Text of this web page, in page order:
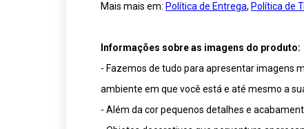
Mais mais em: Política de Entrega, Política de
Informações sobre as imagens do produto:
- Fazemos de tudo para apresentar imagens
ambiente em que você está e até mesmo a
- Além da cor pequenos detalhes e